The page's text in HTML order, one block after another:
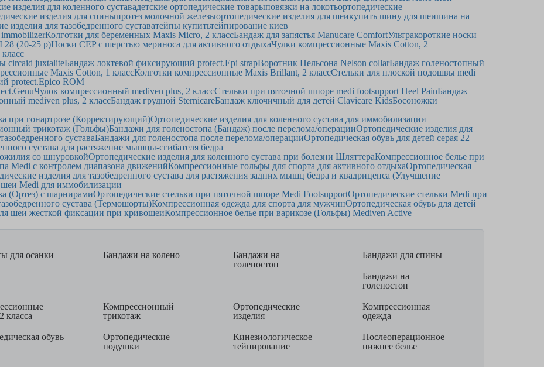
изделия для коленного суставадетские ортопедические товарыповязки на локотьортопедические
изделия для спиныпротез молочной железыортопедические изделия для шеикупить шину для шеишина на
изделия для тазобедренного суставатейпы купитьтейпирование киев
Колготки для беременных Maxis Micro, 2 классБандаж для запястья Manucare ComfortУльтракороткие носки
28 (20-25 р)Носки CEP с шерстью мериноса для активного отдыхаЧулки компрессионные Maxis Cotton, 2
circaid juxtaliteБандаж локтевой фиксирующий protect.Epi strapВоротник Нельсона Nelson collarБандаж голеностопный
Maxis Cotton, 1 классКолготки компрессионные Maxis Brillant, 2 классСтельки для плоской подошвы medi
protect.Epico ROM
Чулок компрессионный mediven plus, 2 классСтельки при пяточной шпоре medi footsupport Heel PainБандаж
mediven plus, 2 классБандаж грудной SternicareБандаж ключичный для детей Clavicare KidsБосоножки
при гонартрозе (Корректирующий)Ортопедические изделия для коленного сустава для иммобилизации
трикотаж (Гольфы)Бандажи для голеностопа (Бандаж) после перелома/операцииОртопедические изделия для
суставаБандажи для голеностопа после перелома/операцииОртопедическая обувь для детей серая 22
сустава для растяжение мышцы-сгибателя бедра
со шнуровкойОртопедические изделия для коленного сустава при болезни ШляттераКомпрессионное белье при
Medi с контролем диапазона движенийКомпрессионные гольфы для спорта для активного отдыхаОртопедическая
изделия для тазобедренного сустава для растяжения задних мышц бедра и квадрицепса (Улучшение
Medi для иммобилизации
(Ортез) с шарнирамиОртопедические стельки при пяточной шпоре Medi FootsupportОртопедические стельки Medi при
сустава (Термошорты)Компрессионная одежда для спорта для мужчинОртопедическая обувь для детей
шеи жесткой фиксации при кривошеиКомпрессионное белье при варикозе (Гольфы) Mediven Active
для осанки Бандажи на колено
Бандажи на
голеностоп
Бандажи для спины
Бандажи на
голеностоп
класса
Компрессионный
трикотаж
Ортопедические
изделия
Компрессионная
одежда
обувь
Ортопедические
подушки
Кинезиологическое
тейпирование
Послеоперационное
нижнее белье